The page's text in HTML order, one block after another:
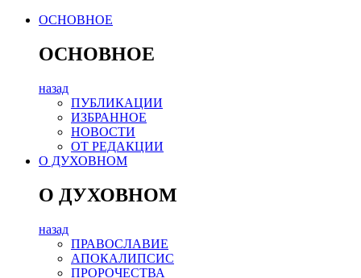
ОСНОВНОЕ
ОСНОВНОЕ
назад
ПУБЛИКАЦИИ
ИЗБРАННОЕ
НОВОСТИ
ОТ РЕДАКЦИИ
О ДУХОВНОМ
О ДУХОВНОМ
назад
ПРАВОСЛАВИЕ
АПОКАЛИПСИС
ПРОРОЧЕСТВА